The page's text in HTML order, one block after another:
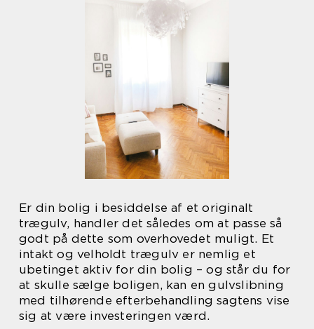
Er din bolig i besiddelse af et originalt
trægulv, handler det således om at passe så
godt på dette som overhovedet muligt. Et
intakt og velholdt trægulv er nemlig et
ubetinget aktiv for din bolig – og står du for
at skulle sælge boligen, kan en gulvslibning
med tilhørende efterbehandling sagtens vise
sig at være investeringen værd.